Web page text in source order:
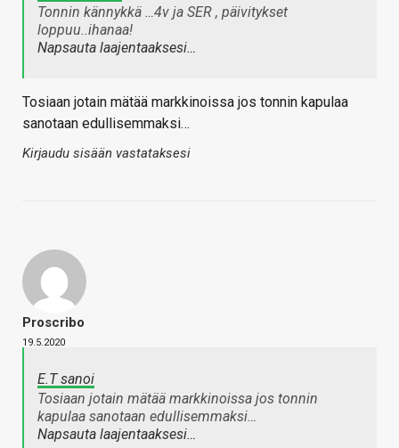
Tonnin kännykkä …4v ja SER , päivitykset
loppuu..ihanaa!
Napsauta laajentaaksesi…
Tosiaan jotain mätää markkinoissa jos tonnin kapulaa
sanotaan edullisemmaksi…
Kirjaudu sisään vastataksesi
Proscribo
19.5.2020
E.T sanoi
Tosiaan jotain mätää markkinoissa jos tonnin
kapulaa sanotaan edullisemmaksi…
Napsauta laajentaaksesi…